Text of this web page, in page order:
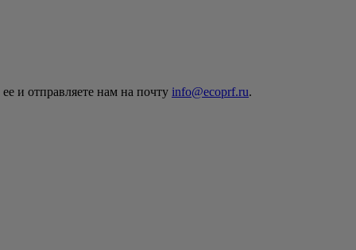
и отправляете нам на почту info@ecoprf.ru.